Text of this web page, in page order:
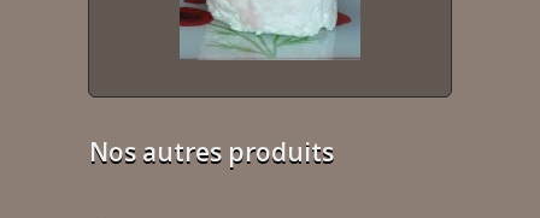
Nos autres produits